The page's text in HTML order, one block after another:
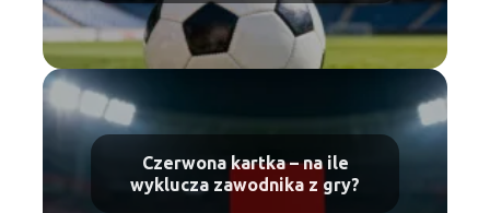
Czerwona kartka – na ile
wyklucza zawodnika z gry?